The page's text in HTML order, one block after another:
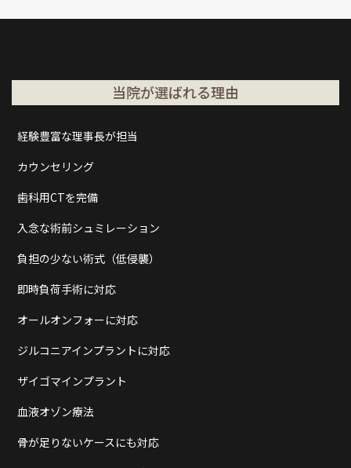
当院が選ばれる理由
経験豊富な理事長が担当
カウンセリング
歯科用CTを完備
入念な術前シュミレーション
負担の少ない術式（低侵襲）
即時負荷手術に対応
オールオンフォーに対応
ジルコニアインプラントに対応
ザイゴマインプラント
血液オゾン療法
骨が足りないケースにも対応